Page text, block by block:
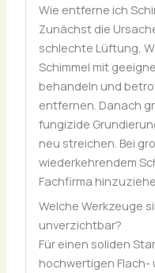
Wie entferne ich
Zunächst die
schlechte Lüftung,
Schimmel mit
behandeln und
entfernen. Danach
fungizide
neu streichen. Bei
wiederkehrendem
Fachfirma
Welche Werkzeuge
unverzichtbar?
Für einen soliden
hochwertigen Flach-